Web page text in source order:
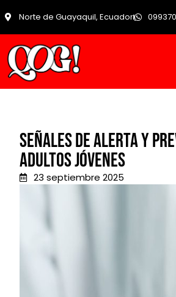
Norte de Guayaquil, Ecuador
Señales de alerta y
adultos jóvenes
23 septiembre 2025